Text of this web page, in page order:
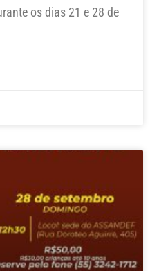
os dias 21 e 28 de